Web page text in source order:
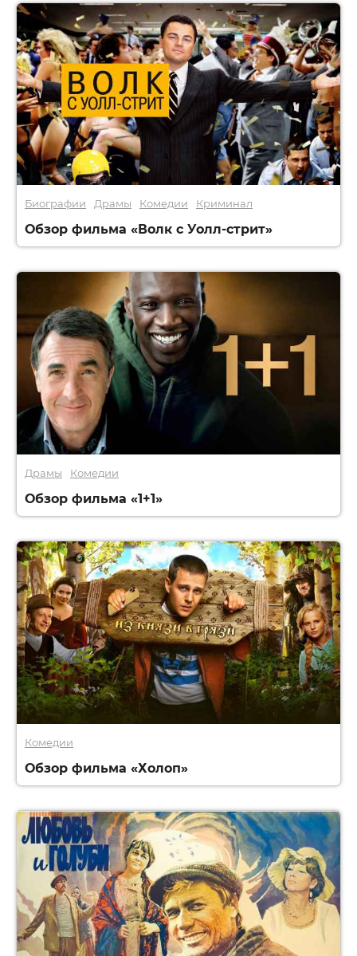
Биографии Драмы Комедии Криминал
Обзор фильма «Волк с Уолл-стрит»
Драмы Комедии
Обзор фильма «1+1»
Комедии
Обзор фильма «Холоп»